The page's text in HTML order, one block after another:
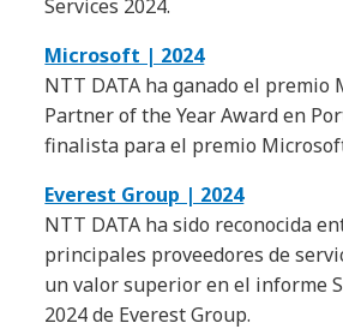
Services 2024.
Microsoft | 2024
NTT DATA ha ganado el premio
Partner of the Year Award en
finalista para el premio
Everest Group | 2024
NTT DATA ha sido reconocida
principales proveedores de
un valor superior en el informe
2024 de Everest Group.